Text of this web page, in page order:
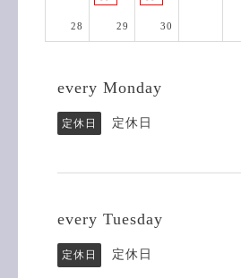
28 29 30
every Monday
定休日 定休日
every Tuesday
定休日 定休日